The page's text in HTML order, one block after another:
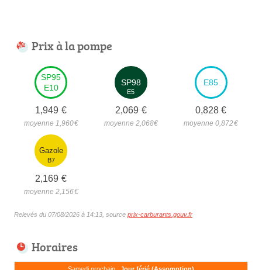
Prix à la pompe
SP95
E10
1,949 €
moyenne 1,960€
SP98
E5
2,069 €
moyenne 2,068€
E85
0,828 €
moyenne 0,872€
Gazole
B7
2,169 €
moyenne 2,156€
Relevés du 07/08/2026 à 14:13, source prix-carburants.gouv.fr
Horaires